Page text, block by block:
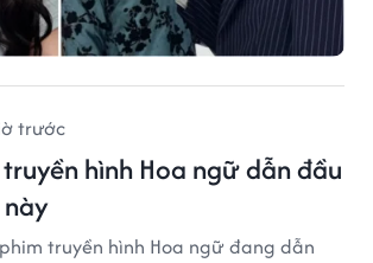
trước
hình Hoa ngữ dẫn đầu
truyền hình Hoa ngữ đang dẫn